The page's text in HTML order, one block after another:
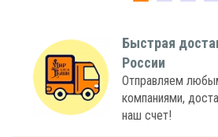
Быстрая
России
Отправляем
компаниями,
наш счет!